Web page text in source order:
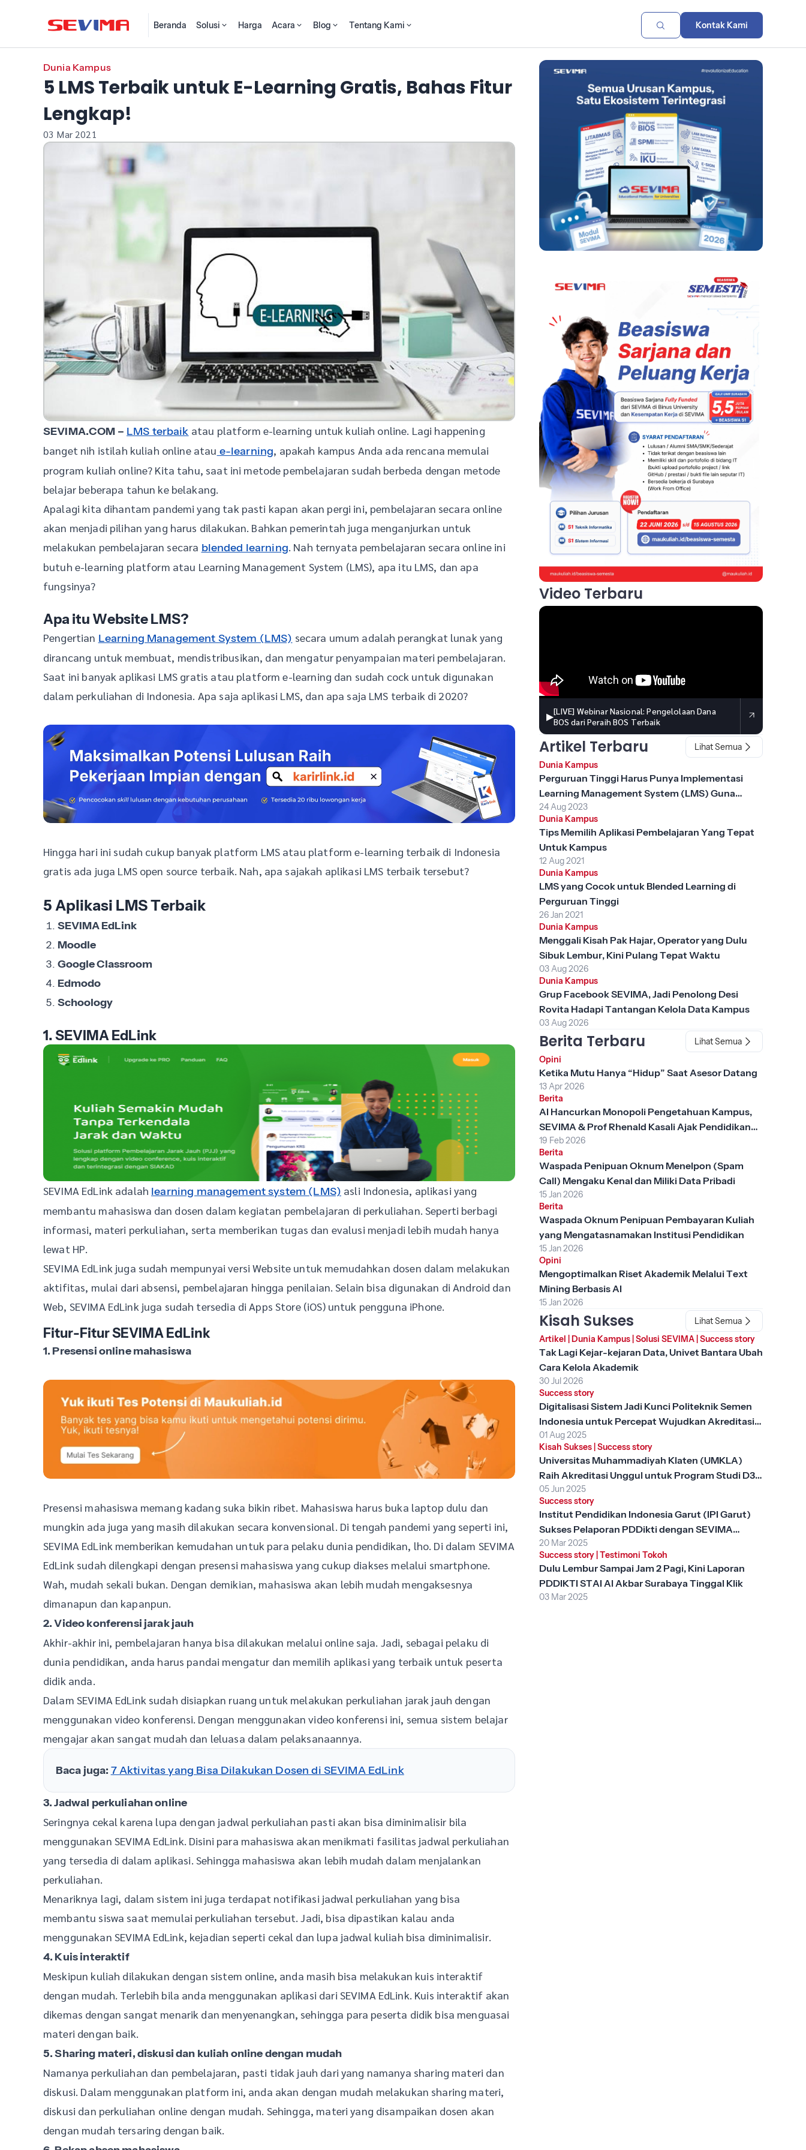
Beranda Solusi Harga Acara Blog Tentang Kami Kontak Kami
Dunia Kampus
5 LMS Terbaik untuk E-Learning Gratis, Bahas Fitur
Lengkap!
03 Mar 2021
SEVIMA.COM – LMS terbaik atau platform e-learning untuk kuliah online. Lagi happening
banget nih istilah kuliah online atau e-learning, apakah kampus Anda ada rencana memulai
program kuliah online? Kita tahu, saat ini metode pembelajaran sudah berbeda dengan metode
belajar beberapa tahun ke belakang.
Apalagi kita dihantam pandemi yang tak pasti kapan akan pergi ini, pembelajaran secara online
akan menjadi pilihan yang harus dilakukan. Bahkan pemerintah juga menganjurkan untuk
melakukan pembelajaran secara blended learning. Nah ternyata pembelajaran secara online ini
butuh e-learning platform atau Learning Management System (LMS), apa itu LMS, dan apa
fungsinya?
Apa itu Website LMS?
Pengertian Learning Management System (LMS) secara umum adalah perangkat lunak yang
dirancang untuk membuat, mendistribusikan, dan mengatur penyampaian materi pembelajaran.
Saat ini banyak aplikasi LMS gratis atau platform e-learning dan sudah cock untuk digunakan
dalam perkuliahan di Indonesia. Apa saja aplikasi LMS, dan apa saja LMS terbaik di 2020?
Hingga hari ini sudah cukup banyak platform LMS atau platform e-learning terbaik di Indonesia
gratis ada juga LMS open source terbaik. Nah, apa sajakah aplikasi LMS terbaik tersebut?
5 Aplikasi LMS Terbaik
SEVIMA EdLink
Moodle
Google Classroom
Edmodo
Schoology
1. SEVIMA EdLink
SEVIMA EdLink adalah learning management system (LMS) asli Indonesia, aplikasi yang
membantu mahasiswa dan dosen dalam kegiatan pembelajaran di perkuliahan. Seperti berbagi
informasi, materi perkuliahan, serta memberikan tugas dan evalusi menjadi lebih mudah hanya
lewat HP.
SEVIMA EdLink juga sudah mempunyai versi Website untuk memudahkan dosen dalam melakukan
aktifitas, mulai dari absensi, pembelajaran hingga penilaian. Selain bisa digunakan di Android dan
Web, SEVIMA EdLink juga sudah tersedia di Apps Store (iOS) untuk pengguna iPhone.
Fitur-Fitur SEVIMA EdLink
1. Presensi online mahasiswa
Presensi mahasiswa memang kadang suka bikin ribet. Mahasiswa harus buka laptop dulu dan
mungkin ada juga yang masih dilakukan secara konvensional. Di tengah pandemi yang seperti ini,
SEVIMA EdLink memberikan kemudahan untuk para pelaku dunia pendidikan, lho. Di dalam SEVIMA
EdLink sudah dilengkapi dengan presensi mahasiswa yang cukup diakses melalui smartphone.
Wah, mudah sekali bukan. Dengan demikian, mahasiswa akan lebih mudah mengaksesnya
dimanapun dan kapanpun.
2. Video konferensi jarak jauh
Akhir-akhir ini, pembelajaran hanya bisa dilakukan melalui online saja. Jadi, sebagai pelaku di
dunia pendidikan, anda harus pandai mengatur dan memilih aplikasi yang terbaik untuk peserta
didik anda.
Dalam SEVIMA EdLink sudah disiapkan ruang untuk melakukan perkuliahan jarak jauh dengan
menggunakan video konferensi. Dengan menggunakan video konferensi ini, semua sistem belajar
mengajar akan sangat mudah dan leluasa dalam pelaksanaannya.
Baca juga: 7 Aktivitas yang Bisa Dilakukan Dosen di SEVIMA EdLink
3. Jadwal perkuliahan online
Seringnya cekal karena lupa dengan jadwal perkuliahan pasti akan bisa diminimalisir bila
menggunakan SEVIMA EdLink. Disini para mahasiswa akan menikmati fasilitas jadwal perkuliahan
yang tersedia di dalam aplikasi. Sehingga mahasiswa akan lebih mudah dalam menjalankan
perkuliahan.
Menariknya lagi, dalam sistem ini juga terdapat notifikasi jadwal perkuliahan yang bisa
membantu siswa saat memulai perkuliahan tersebut. Jadi, bisa dipastikan kalau anda
menggunakan SEVIMA EdLink, kejadian seperti cekal dan lupa jadwal kuliah bisa diminimalisir.
4. Kuis interaktif
Meskipun kuliah dilakukan dengan sistem online, anda masih bisa melakukan kuis interaktif
dengan mudah. Terlebih bila anda menggunakan aplikasi dari SEVIMA EdLink. Kuis interaktif akan
dikemas dengan sangat menarik dan menyenangkan, sehingga para peserta didik bisa menguasai
materi dengan baik.
5. Sharing materi, diskusi dan kuliah online dengan mudah
Namanya perkuliahan dan pembelajaran, pasti tidak jauh dari yang namanya sharing materi dan
diskusi. Dalam menggunakan platform ini, anda akan dengan mudah melakukan sharing materi,
diskusi dan perkuliahan online dengan mudah. Sehingga, materi yang disampaikan dosen akan
dengan mudah tersaring dengan baik.
Video Terbaru
▶[LIVE] Webinar Nasional: Pengelolaan Dana
BOS dari Peraih BOS Terbaik
Artikel Terbaru
Lihat Semua
Dunia Kampus
Perguruan Tinggi Harus Punya Implementasi
Learning Management System (LMS) Guna
Mendukung Akreditasi
24 Aug 2023
Dunia Kampus
Tips Memilih Aplikasi Pembelajaran Yang Tepat
Untuk Kampus
12 Aug 2021
Dunia Kampus
LMS yang Cocok untuk Blended Learning di
Perguruan Tinggi
26 Jan 2021
Dunia Kampus
Menggali Kisah Pak Hajar, Operator yang Dulu
Sibuk Lembur, Kini Pulang Tepat Waktu
03 Aug 2026
Dunia Kampus
Grup Facebook SEVIMA, Jadi Penolong Desi
Rovita Hadapi Tantangan Kelola Data Kampus
03 Aug 2026
Berita Terbaru
Lihat Semua
Opini
Ketika Mutu Hanya “Hidup” Saat Asesor Datang
13 Apr 2026
Berita
AI Hancurkan Monopoli Pengetahuan Kampus,
SEVIMA & Prof Rhenald Kasali Ajak Pendidikan
Tinggi Berubah
19 Feb 2026
Berita
Waspada Penipuan Oknum Menelpon (Spam
Call) Mengaku Kenal dan Miliki Data Pribadi
15 Jan 2026
Berita
Waspada Oknum Penipuan Pembayaran Kuliah
yang Mengatasnamakan Institusi Pendidikan
15 Jan 2026
Opini
Mengoptimalkan Riset Akademik Melalui Text
Mining Berbasis AI
15 Jan 2026
Kisah Sukses
Lihat Semua
Artikel Dunia Kampus| Solusi SEVIMA| Success story
Tak Lagi Kejar-kejaran Data, Univet Bantara Ubah
Cara Kelola Akademik
30 Jul 2026
Success story
Digitalisasi Sistem Jadi Kunci Politeknik Semen
Indonesia untuk Percepat Wujudkan Akreditasi
Unggul
01 Aug 2025
Kisah Sukses| Success story
Universitas Muhammadiyah Klaten (UMKLA)
Raih Akreditasi Unggul untuk Program Studi D3
Keperawatan dengan SEVIMA Platform
05 Jun 2025
Success story
Institut Pendidikan Indonesia Garut (IPI Garut)
Sukses Pelaporan PDDikti dengan SEVIMA
Platform
20 Mar 2025
Success story| Testimoni Tokoh
Dulu Lembur Sampai Jam 2 Pagi, Kini Laporan
PDDIKTI STAI Al Akbar Surabaya Tinggal Klik
03 Mar 2025